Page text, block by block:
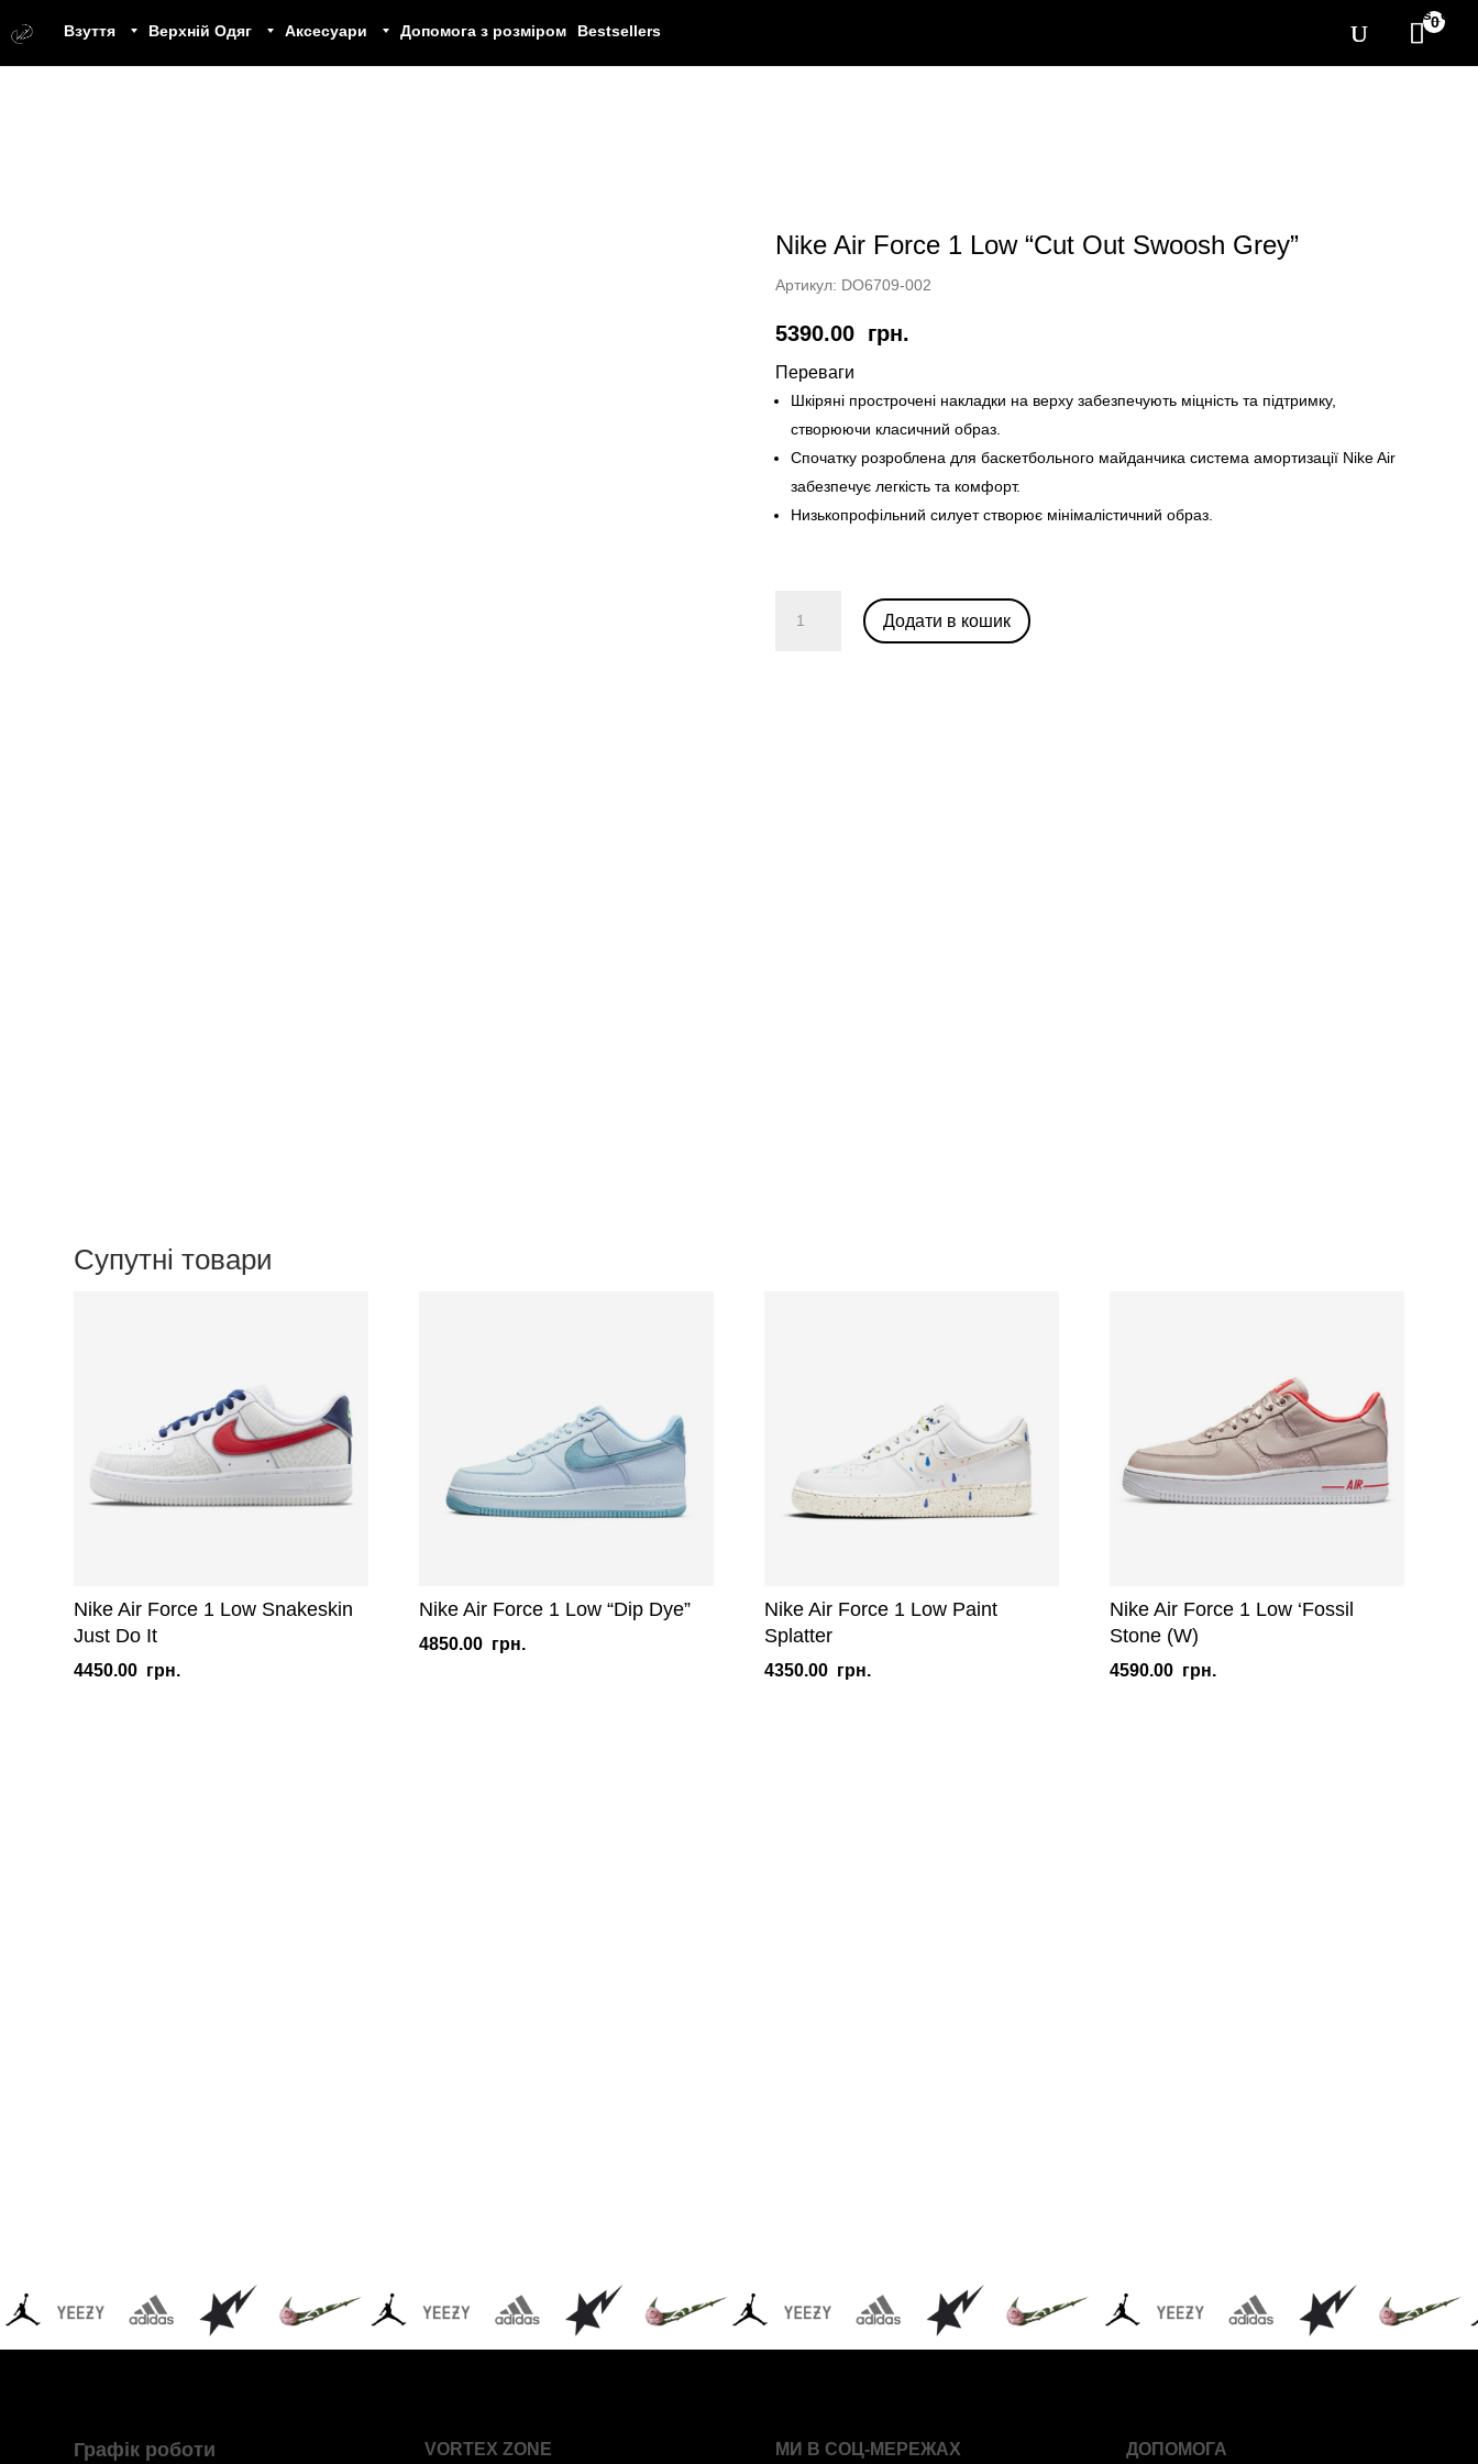
Взуття Верхній Одяг Аксесуари Допомога з розміром Bestsellers 0
Nike Air Force 1 Low “Cut Out Swoosh Grey”
Артикул: DO6709-002
5390.00 грн.
Переваги
Шкіряні прострочені накладки на верху забезпечують міцність та підтримку,
створюючи класичний образ.
Спочатку розроблена для баскетбольного майданчика система амортизації Nike Air
забезпечує легкість та комфорт.
Низькопрофільний силует створює мінімалістичний образ.
Додати в кошик
Супутні товари
Nike Air Force 1 Low Snakeskin
Just Do It
4450.00 грн.
Nike Air Force 1 Low “Dip Dye”
4850.00 грн.
Nike Air Force 1 Low Paint
Splatter
4350.00 грн.
Nike Air Force 1 Low ‘Fossil
Stone (W)
4590.00 грн.
Графік роботи VORTEX ZONE МИ В СОЦ-МЕРЕЖАХ ДОПОМОГА